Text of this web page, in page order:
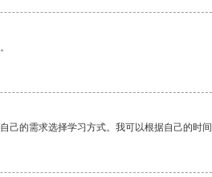
己的需求选择学习方式。我可以根据自己的时间